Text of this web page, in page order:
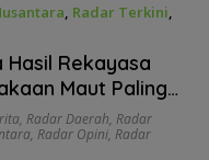
, Radar Terkini,
Hasil Rekayasa
Maut Paling
, Radar Daerah, Radar
, Radar Opini, Radar